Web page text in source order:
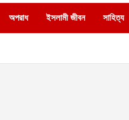
অপরাধ ইসলামী জীবন সাহিত্য